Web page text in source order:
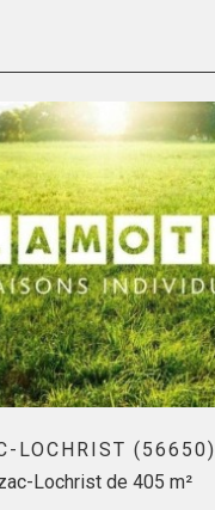
LOCHRIST (56650)
Lochrist de 405 m²